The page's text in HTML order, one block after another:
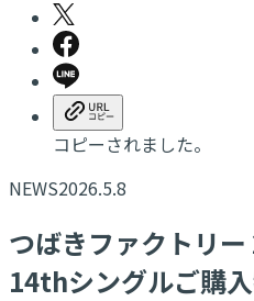
コピーされました。
NEWS2026.5.8
つばきファクトリ
14thシングルご購